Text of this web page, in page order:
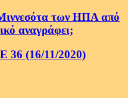
των ΗΠΑ από
αναγράφει;
(16/11/2020)